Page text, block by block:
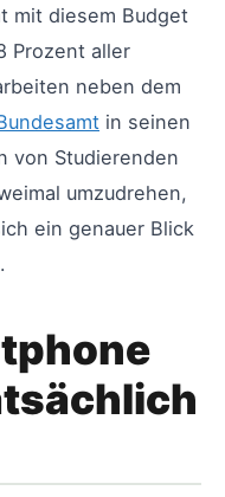
mit diesem Budget
Prozent aller
neben dem
in seinen
von Studierenden
umzudrehen,
ein genauer Blick